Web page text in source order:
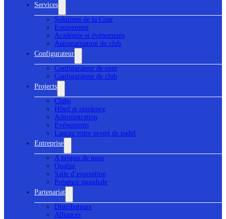
Services
Solutions de la Cour
Equipement
Académie et événements
Automatisation du club
Configurateur
Configurateur de cour
Configurateur de club
Projects
Clubs
Hôtel et résidence
Administration
Evénements
Lancez votre projet de padel
Entreprise
A propos de nous
Qualité
Salle d’exposition
Présence mondiale
Partenariat
Distributeurs
Alliances